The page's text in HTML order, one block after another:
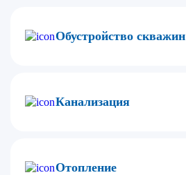
Обустройство скважин
Канализация
Отопление